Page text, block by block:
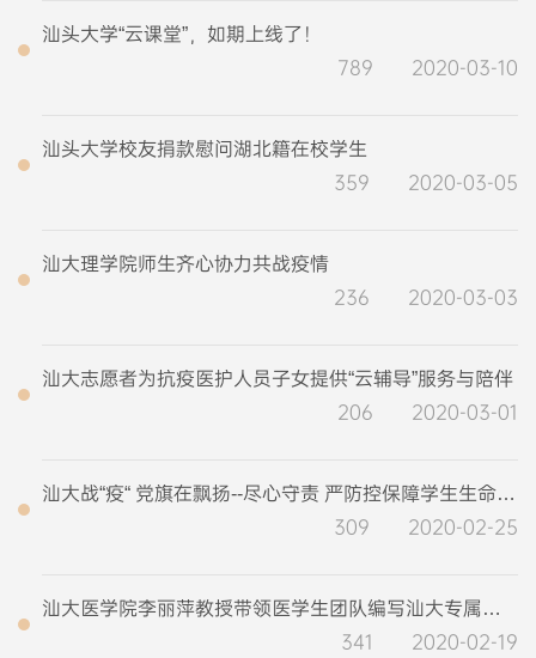
汕头大学“云课堂”，如期上线了！
789 2020-03-10
汕头大学校友捐款慰问湖北籍在校学生
359 2020-03-05
汕大理学院师生齐心协力共战疫情
236 2020-03-03
汕大志愿者为抗疫医护人员子女提供“云辅导”服务与陪伴
206 2020-03-01
汕大战“疫“ 党旗在飘扬--尽心守责 严防控保障学生生命健康
309 2020-02-25
汕大医学院李丽萍教授带领医学生团队编写汕大专属防控手册
341 2020-02-19